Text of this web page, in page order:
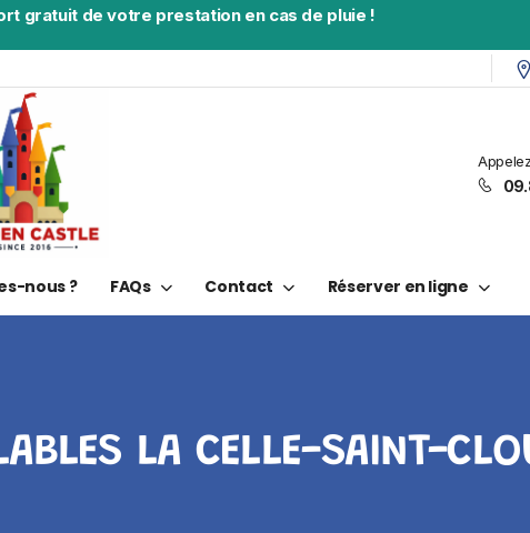
gratuit de votre prestation en cas de pluie !
nous ? FAQs Contact Réserver en ligne
LA CELLE-SAINT-